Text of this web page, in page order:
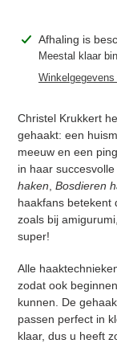
Product
toegevoegen
Afhaling is
Meestal klaar
Christel Krukkert
gehaakt: een
meeuw en een
in haar
haken Bosdieren
haakfans betekent
zoals bij
super!
Alle
zodat ook
kunnen. De
passen perfect in
klaar, dus u heeft
Inloggen
Meld u aan bij
artikelen te